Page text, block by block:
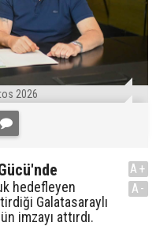
2026
hedefleyen
Galatasaraylı
imzayı attırdı.
A+
A-